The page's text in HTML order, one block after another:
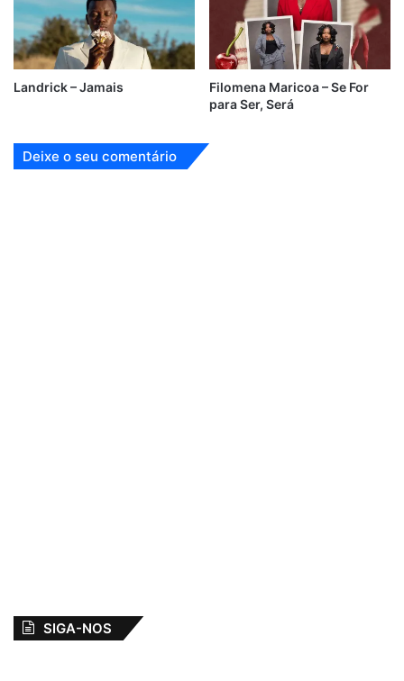
Landrick – Jamais
Filomena Maricoa – Se For
para Ser, Será
Deixe o seu comentário
SIGA-NOS